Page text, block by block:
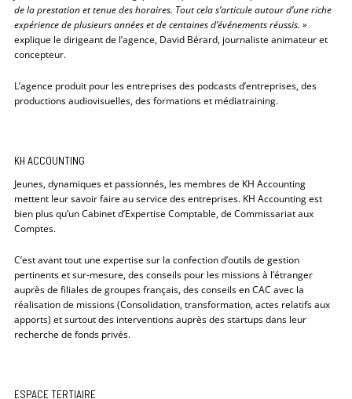
de la prestation et tenue des horaires. Tout cela s’articule autour d’une riche
expérience de plusieurs années et de centaines d’événements réussis. »
explique le dirigeant de l’agence, David Bérard, journaliste animateur et
concepteur.
L’agence produit pour les entreprises des podcasts d’entreprises, des
productions audiovisuelles, des formations et médiatraining.
KH ACCOUNTING
Jeunes, dynamiques et passionnés, les membres de KH Accounting
mettent leur savoir faire au service des entreprises. KH Accounting est
bien plus qu’un Cabinet d’Expertise Comptable, de Commissariat aux
Comptes.
C’est avant tout une expertise sur la confection d’outils de gestion
pertinents et sur-mesure, des conseils pour les missions à l’étranger
auprès de filiales de groupes français, des conseils en CAC avec la
réalisation de missions (Consolidation, transformation, actes relatifs aux
apports) et surtout des interventions auprès des startups dans leur
recherche de fonds privés.
ESPACE TERTIAIRE